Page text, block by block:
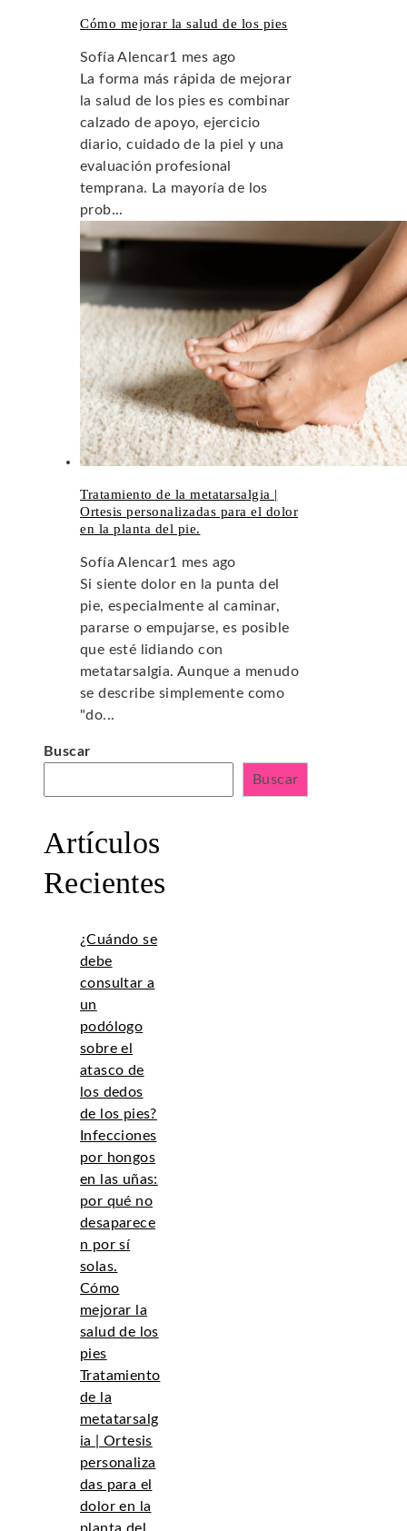
Cómo mejorar la salud de los pies
Sofía Alencar1 mes ago
La forma más rápida de mejorar
la salud de los pies es combinar
calzado de apoyo, ejercicio
diario, cuidado de la piel y una
evaluación profesional
temprana. La mayoría de los
prob...
Tratamiento de la metatarsalgia |
Ortesis personalizadas para el dolor
en la planta del pie.
Sofía Alencar1 mes ago
Si siente dolor en la punta del
pie, especialmente al caminar,
pararse o empujarse, es posible
que esté lidiando con
metatarsalgia. Aunque a menudo
se describe simplemente como
"do...
Buscar
Buscar
Artículos
Recientes
¿Cuándo se
debe
consultar a
un
podólogo
sobre el
atasco de
los dedos
de los pies?
Infecciones
por hongos
en las uñas:
por qué no
desaparece
n por sí
solas.
Cómo
mejorar la
salud de los
pies
Tratamiento
de la
metatarsalg
ia | Ortesis
personaliza
das para el
dolor en la
planta del